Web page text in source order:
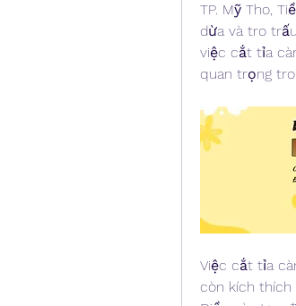
TP. Mỹ Tho,
dừa và tro
việc cắt tỉa
quan trọng
Việc cắt tỉa
còn kích